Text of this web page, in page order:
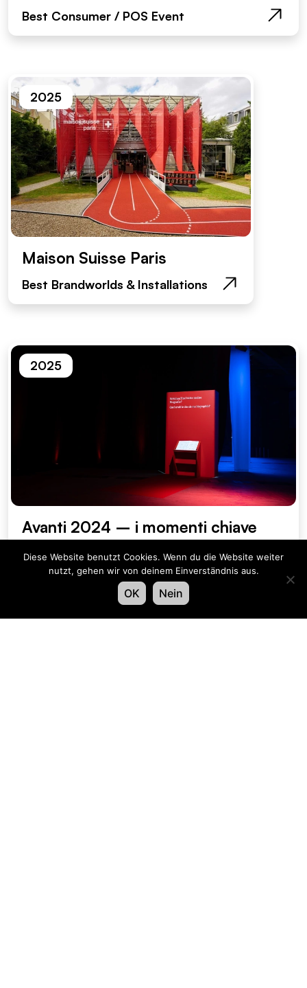
Best Consumer / POS Event
2025
Maison Suisse Paris
Best Brandworlds & Installations
2025
Avanti 2024 – i momenti chiave
Best Corporate Event
Diese Website benutzt Cookies. Wenn du die Website weiter
nutzt, gehen wir von deinem Einverständnis aus.
OK Nein